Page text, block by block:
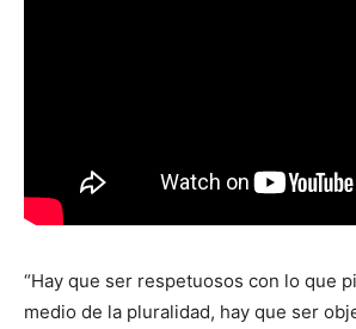
“Hay que ser respetuosos con lo que
medio de la pluralidad, hay que ser